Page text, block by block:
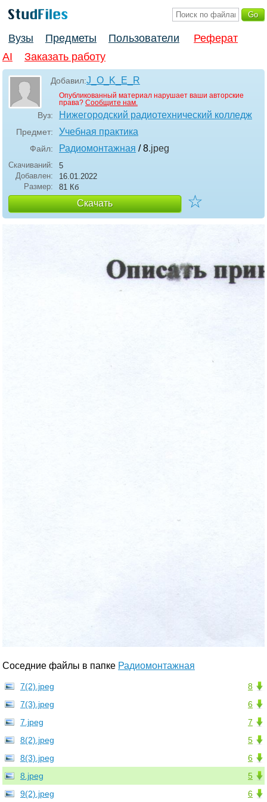
Вузы Предметы Пользователи
Реферат
AI
Заказать работу
Добавил:J_O_K_E_R
Опубликованный материал нарушает ваши авторские
права? Сообщите нам.
Вуз: Нижегородский радиотехнический колледж
Предмет: Учебная практика
Файл: Радиомонтажная / 8.jpeg
Скачиваний:
5
Добавлен:
16.01.2022
Размер:
81 Кб
Скачать ☆
Соседние файлы в папке Радиомонтажная
8
7(2).jpeg
6
7(3).jpeg
7
7.jpeg
5
8(2).jpeg
6
8(3).jpeg
5
8.jpeg
6
9(2).jpeg